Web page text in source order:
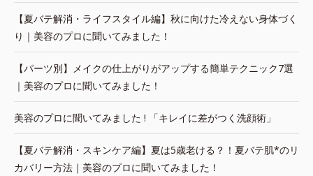
【夏バテ解消・ライフスタイル編】秋に向けた冷えない身体づく
り｜美容のプロに聞いてみました！
【パーツ別】メイクの仕上がりがアップする簡単テクニック7選
｜美容のプロに聞いてみました！
美容のプロに聞いてみました ! 「キレイに差がつく洗顔術」
【夏バテ解消・スキンケア編】夏は5歳老ける？！夏バテ肌*のリ
カバリー方法｜美容のプロに聞いてみました！